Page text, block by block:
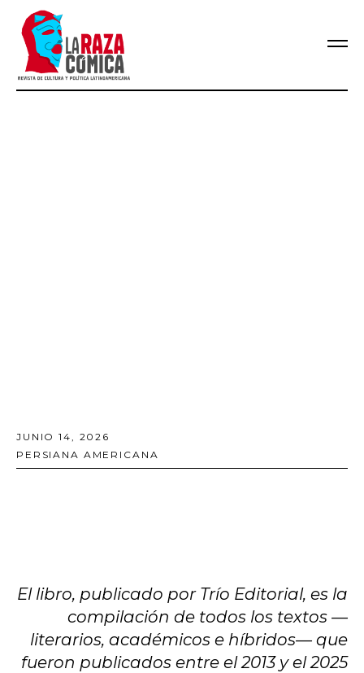
JUNIO 14, 2026
PERSIANA AMERICANA
El libro, publicado por Trío Editorial, es la
compilación de todos los textos —
literarios, académicos e híbridos— que
fueron publicados entre el 2013 y el 2025